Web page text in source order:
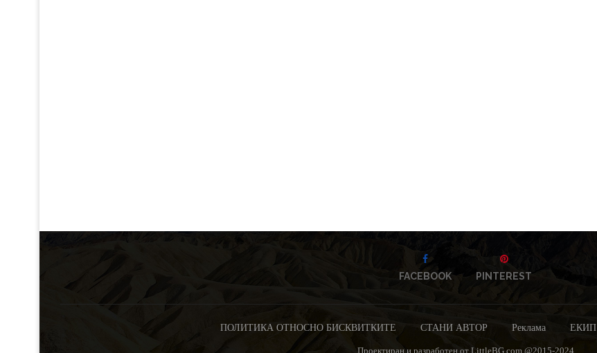
FACEBOOK PINTEREST
ПОЛИТИКА ОТНОСНО БИСКВИТКИТЕ СТАНИ АВТОР Реклама ЕКИП
Проектиран и разработен от LittleBG.com @2015-2024